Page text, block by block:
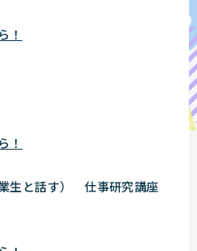
！
！
生と話す） 仕事研究講座